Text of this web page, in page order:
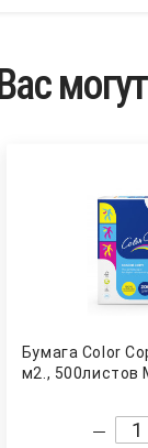
Бумага Color
м2., 500листов